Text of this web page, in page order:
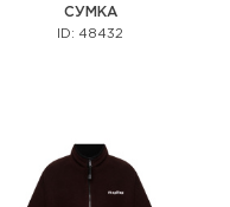
СУМКА
ID: 48432